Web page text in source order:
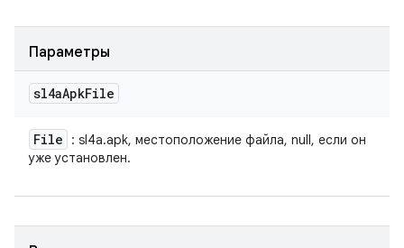
Параметры
sl4aApkFile
File
: sl4a.apk, местоположение файла, null, если он
уже установлен.